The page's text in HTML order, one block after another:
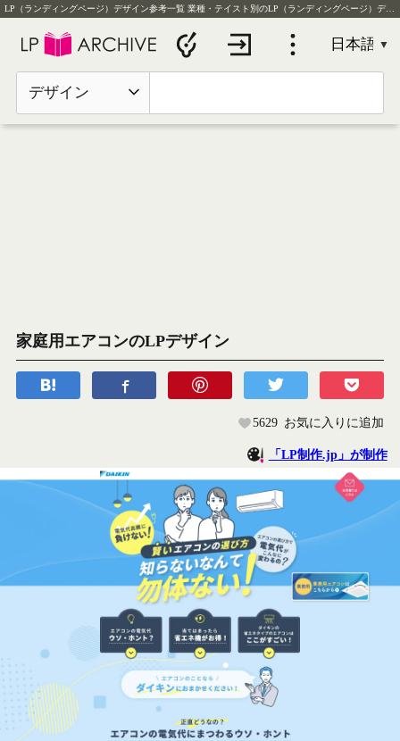
LP（ランディングページ）デザイン参考一覧 業種・テイスト別のLP（ランディングページ）デザイン実例を毎日更新
デザイン
家庭用エアコンのLPデザイン
5629 お気に入りに追加
「LP制作.jp」が制作